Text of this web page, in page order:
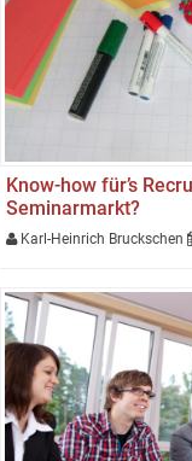
Know-how für’s
Seminarmarkt?
Karl-Heinrich Bruckschen